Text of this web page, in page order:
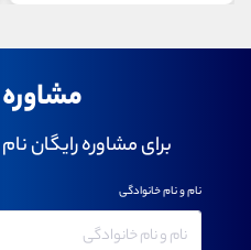
برای مشاوره رایگان
نام و نام خانوادگی